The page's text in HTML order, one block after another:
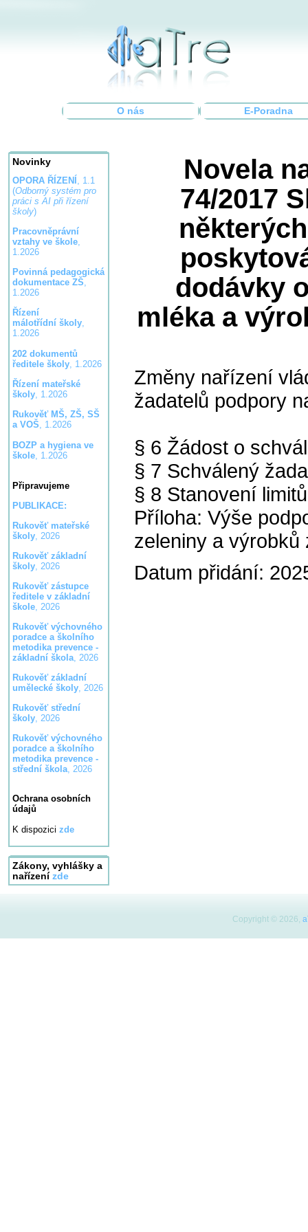
O nás E-Poradna
Novinky
OPORA ŘÍZENÍ , 1.1
(Odborný systém pro
práci s AI při řízení
školy)
Pracovněprávní
vztahy ve škole,
1.2026
Povinná pedagogická
dokumentace ZŠ,
1.2026
Řízení
málotřídní školy,
1.2026
202 dokumentů
ředitele školy, 1.2026
Řízení mateřské
školy, 1.2026
Rukověť MŠ, ZŠ, SŠ
a VOŠ, 1.2026
BOZP a hygiena ve
škole, 1.2026
Připravujeme
PUBLIKACE:
Rukověť mateřské
školy, 2026
Rukověť základní
školy, 2026
Rukověť zástupce
ředitele v základní
škole, 2026
Rukověť výchovného
poradce a školního
metodika prevence -
základní škola, 2026
Rukověť základní
umělecké školy, 2026
Rukověť střední
školy, 2026
Rukověť výchovného
poradce a školního
metodika prevence -
střední škola, 2026
Ochrana osobních
údajů
K dispozici zde
Zákony, vyhlášky a
nařízení zde
Novela
74/2017
dodávky
mléka a
Změny nařízení
žadatelů podpory
§ 6 Žádost o
§ 7 Schválený
§ 8 Stanovení
Příloha: Výše
zeleniny a výrobků
Datum přidání:
Copyright © 2026,